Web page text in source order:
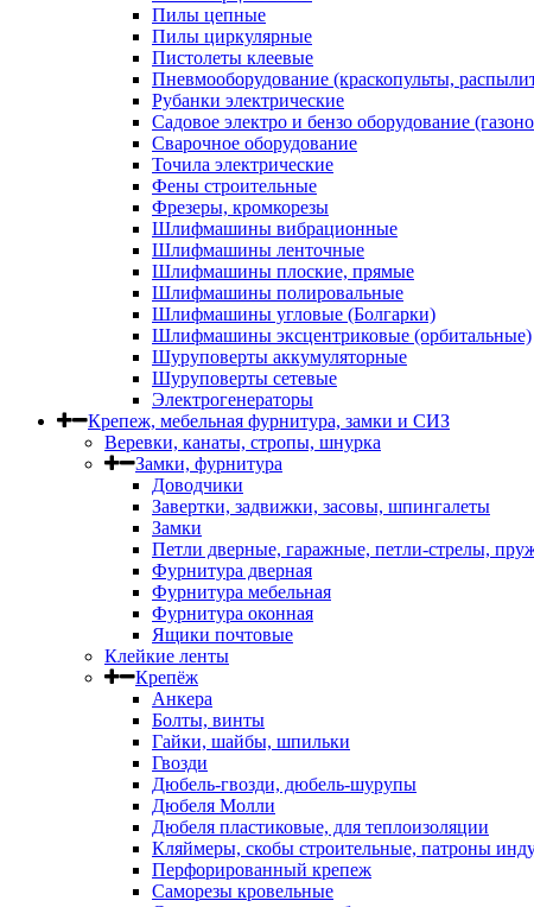
Пилы цепные
Пилы циркулярные
Пистолеты клеевые
Пневмооборудование (краскопульты,
Рубанки электрические
Садовое электро и бензо оборудование
Сварочное оборудование
Точила электрические
Фены строительные
Фрезеры, кромкорезы
Шлифмашины вибрационные
Шлифмашины ленточные
Шлифмашины плоские, прямые
Шлифмашины полировальные
Шлифмашины угловые (Болгарки)
Шлифмашины эксцентриковые (орбитальные)
Шуруповерты аккумуляторные
Шуруповерты сетевые
Электрогенераторы
Крепеж, мебельная фурнитура, замки и СИЗ
Веревки, канаты, стропы, шнурка
Замки, фурнитура
Доводчики
Завертки, задвижки, засовы, шпингалеты
Замки
Петли дверные, гаражные, петли-стрелы,
Фурнитура дверная
Фурнитура мебельная
Фурнитура оконная
Ящики почтовые
Клейкие ленты
Крепёж
Анкера
Болты, винты
Гайки, шайбы, шпильки
Гвозди
Дюбель-гвозди, дюбель-шурупы
Дюбеля Молли
Дюбеля пластиковые, для теплоизоляции
Кляймеры, скобы строительные, патроны
Перфорированный крепеж
Саморезы кровельные